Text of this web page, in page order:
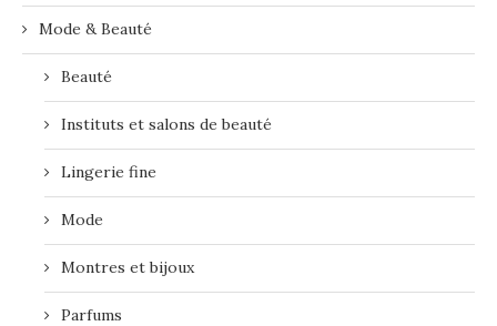
Mode & Beauté
Beauté
Instituts et salons de beauté
Lingerie fine
Mode
Montres et bijoux
Parfums